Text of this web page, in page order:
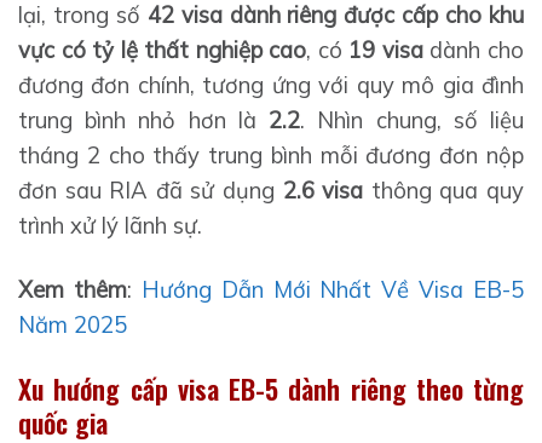
lại, trong số 42 visa dành riêng được cấp cho khu
vực có tỷ lệ thất nghiệp cao, có 19 visa dành cho
đương đơn chính, tương ứng với quy mô gia đình
trung bình nhỏ hơn là 2.2. Nhìn chung, số liệu
tháng 2 cho thấy trung bình mỗi đương đơn nộp
đơn sau RIA đã sử dụng 2.6 visa thông qua quy
trình xử lý lãnh sự.
Xem thêm: Hướng Dẫn Mới Nhất Về Visa EB-5
Năm 2025
Xu hướng cấp visa EB-5 dành riêng theo từng
quốc gia